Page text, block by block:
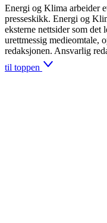
Energi og Klima arbeider
presseskikk. Energi og
eksterne nettsider som det
urettmessig medieomtale,
redaksjonen. Ansvarlig
til toppen